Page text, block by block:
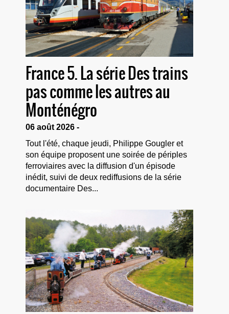
France 5. La série Des trains
pas comme les autres au
Monténégro
06 août 2026 -
Tout l'été, chaque jeudi, Philippe Gougler et
son équipe proposent une soirée de périples
ferroviaires avec la diffusion d'un épisode
inédit, suivi de deux rediffusions de la série
documentaire Des...